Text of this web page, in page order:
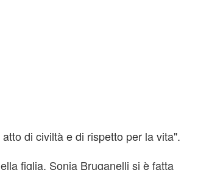
di civiltà e di rispetto per la vita".
figlia, Sonia Bruganelli si è fatta